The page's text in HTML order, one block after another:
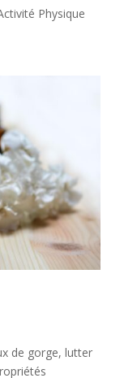
Physique
de gorge, lutter